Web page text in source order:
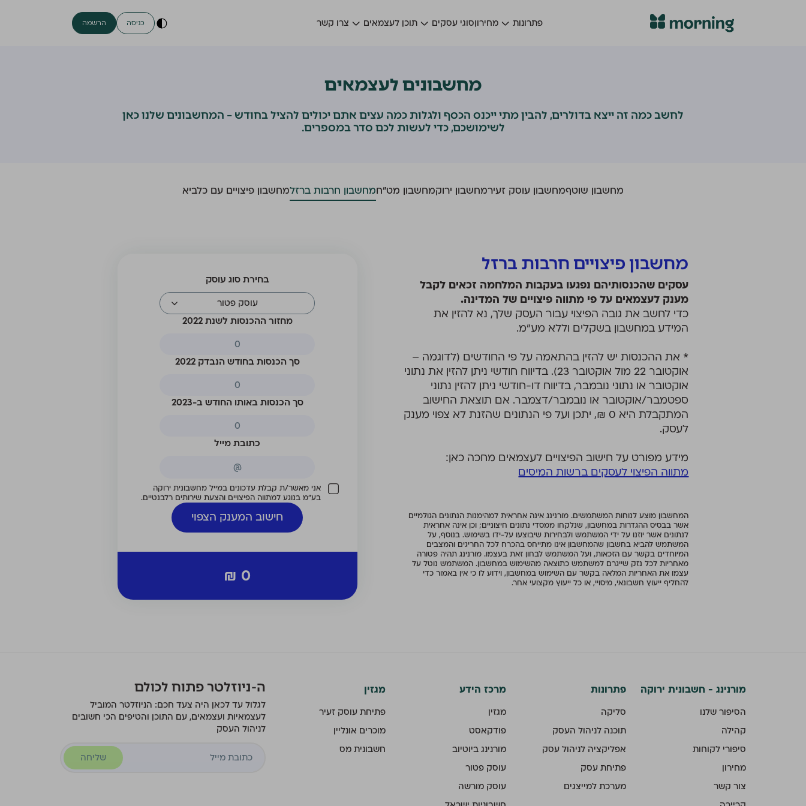
פתרונות מחירוןסוגי עסקים תוכן לעצמאים צרו קשר כניסה הרשמה
מחשבונים לעצמאים
לחשב כמה זה ייצא בדולרים, להבין מתי ייכנס הכסף ולגלות כמה עצים אתם יכולים להציל בחודש – המחשבונים שלנו כאן
לשימושכם, כדי לעשות לכם סדר במספרים.
מחשבון שוטףמחשבון עוסק זעירמחשבון ירוקמחשבון מט"חמחשבון חרבות ברזלמחשבון פיצויים עם כלביא
מחשבון פיצויים חרבות ברזל
עסקים שהכנסותיהם נפגעו בעקבות המלחמה זכאים לקבל
מענק לעצמאים על פי מתווה פיצויים של המדינה.
כדי לחשב את גובה הפיצוי עבור העסק שלך, נא להזין את
המידע במחשבון בשקלים וללא מע״מ.
* את ההכנסות יש להזין בהתאמה על פי החודשים (לדוגמה –
אוקטובר 22 מול אוקטובר 23). בדיווח חודשי ניתן להזין את נתוני
אוקטובר או נתוני נובמבר, בדיווח דו-חודשי ניתן להזין נתוני
ספטמבר/אוקטובר או נובמבר/דצמבר. אם תוצאת החישוב
המתקבלת היא 0 ₪, יתכן ועל פי הנתונים שהזנת לא צפוי מענק
לעסק.
מידע מפורט על חישוב הפיצויים לעצמאים מחכה כאן:
מתווה הפיצוי לעסקים ברשות המיסים
המחשבון מוצע לנוחות המשתמשים. מורנינג אינה אחראית למהימנות הנתונים הגולמיים
אשר בבסיס ההגדרות במחשבון, שנלקחו ממסדי נתונים חיצוניים; וכן אינה אחראית
לנתונים אשר יוזנו על ידי המשתמש ולבחירות שיבוצעו על-ידו בשימוש. בנוסף, על
המשתמש להביא בחשבון שהמחשבון אינו מתייחס בהכרח לכל החריגים והמצבים
המיוחדים בקשר עם הזכאות, ועל המשתמש לבחון זאת בעצמו. מורנינג תהיה פטורה
מאחריות לכל נזק שייגרם למשתמש כתוצאה מהשימוש במחשבון. המשתמש נוטל על
עצמו את האחריות המלאה בקשר עם השימוש במחשבון, וידוע לו כי אין באמור כדי
להחליף ייעוץ חשבונאי, מיסויי, או כל ייעוץ מקצועי אחר.
בחירת סוג עוסק
עוסק פטור
מחזור ההכנסות לשנת 2022
סך הכנסות בחודש הנבדק 2022
סך הכנסות באותו החודש ב-2023
כתובת מייל
אני מאשר/ת קבלת עדכונים במייל מחשבונית ירוקה
בע״מ בנוגע למתווה הפיצויים והצעת שירותים רלבנטיים.
חישוב המענק הצפוי
₪ 0
מורנינג - חשבונית ירוקה
הסיפור שלנו
קהילה
סיפורי לקוחות
מחירון
צור קשר
פתרונות
סליקה
תוכנה לניהול העסק
אפליקציה לניהול עסק
פתיחת עסק
מערכת למייצגים
מרכז הידע
מגזין
פודקאסט
מורנינג ביוטיוב
עוסק פטור
עוסק מורשה
מגזין
פתיחת עוסק זעיר
מוכרים אונליין
חשבונית מס
ה-ניוזלטר פתוח לכולם
לגלול עד לכאן היה צעד חכם: הניוזלטר המוביל
לעצמאיות ועצמאים, עם התוכן והטיפים הכי חשובים
לניהול העסק
שליחה